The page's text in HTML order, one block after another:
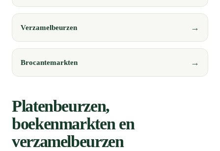
Verzamelbeurzen
Brocantemarkten
Platenbeurzen,
boekenmarkten en
verzamelbeurzen